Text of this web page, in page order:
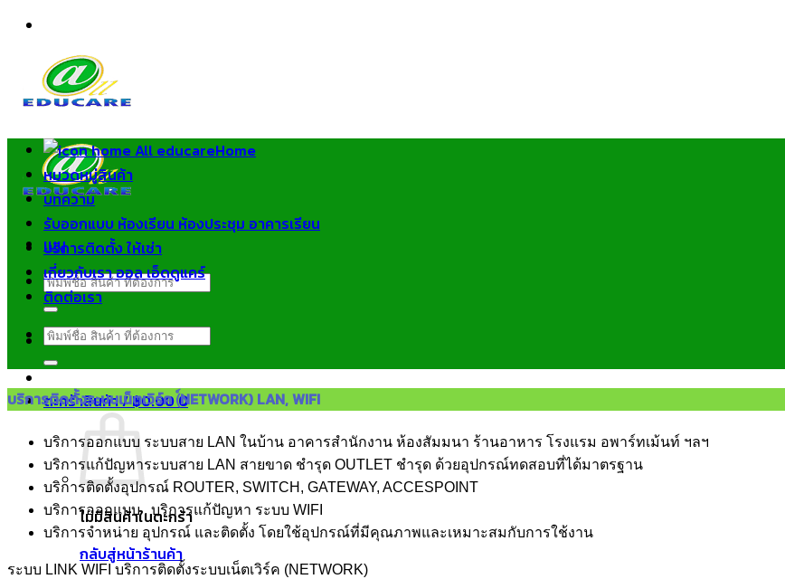
ข้าม
เนื้อหา
เมนู
ค้นหา:
ตะกร้าสินค้า /฿0.000
ไม่มีสินค้าในตะกร้า
กลับสู่หน้าร้านค้า
Home
หมวดหมู่สินค้า
บทความ
รับออกแบบ ห้องเรียน ห้องประชุม อาคารเรียน
บริการติดตั้ง ให้เช่า
เกี่ยวกับเรา ออล เอ็ดดูแคร์
ติดต่อเรา
ค้นหา:
บริการติดตั้งระบบเน็ตเวิร์ค (์NETWORK) LAN, WIFI
บริการออกแบบ ระบบสาย LAN ในบ้าน อาคารสำนักงาน ห้องสัมมนา ร้านอาหาร โรงแรม อพาร์ทเม้นท์ ฯลฯ
บริการแก้ปัญหาระบบสาย LAN สายขาด ชำรุด OUTLET ชำรุด ด้วยอุปกรณ์ทดสอบที่ได้มาตรฐาน
บริการติดตั้งอุปกรณ์ ROUTER, SWITCH, GATEWAY, ACCESPOINT
บริการออกแบบ , บริการแก้ปัญหา ระบบ WIFI
บริการจำหน่าย อุปกรณ์ และติดตั้ง โดยใช้อุปกรณ์ที่มีคุณภาพและเหมาะสมกับการใช้งาน
ระบบ LINK WIFI บริการติดตั้งระบบเน็ตเวิร์ค (NETWORK)